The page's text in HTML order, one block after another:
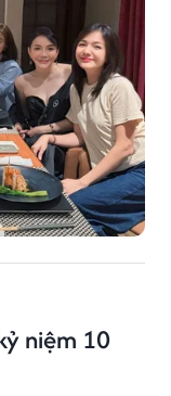
niệm 10